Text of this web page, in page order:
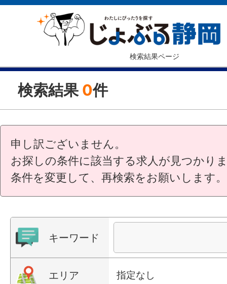
検索結果ページ
検索結果 0件
申し訳ございません。
お探しの条件に該当する求人が見つかり
条件を変更して、再検索をお願いします。
キーワード
エリア 指定なし